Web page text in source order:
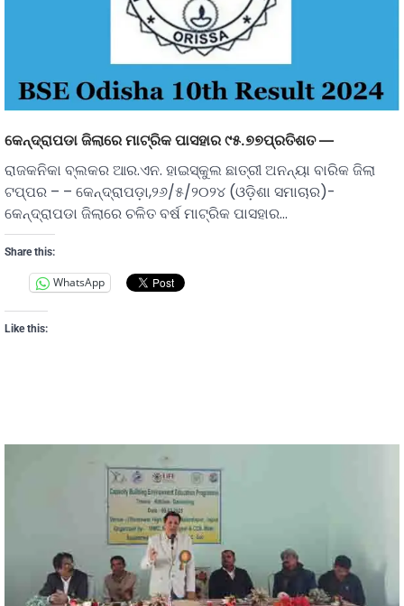
କେନ୍ଦ୍ରାପଡା ଜିଲାରେ ମାଟ୍ରିକ ପାସହାର ୯୫.୭୭ପ୍ରତିଶତ —
ରାଜକନିକା ବ୍ଲକର ଆର.ଏନ. ହାଇସ୍କୁଲ ଛାତ୍ରୀ ଅନନ୍ୟା ବାରିକ ଜିଲା
ଟପ୍ପର – – କେନ୍ଦ୍ରାପଡ଼ା,୨୬/୫/୨୦୨୪ (ଓଡ଼ିଶା ସମାଚାର)-
କେନ୍ଦ୍ରାପଡା ଜିଲାରେ ଚଳିତ ବର୍ଷ ମାଟ୍ରିକ ପାସହାର…
Share this:
WhatsApp
Like this: